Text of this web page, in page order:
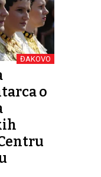
ĐAKOVO
o